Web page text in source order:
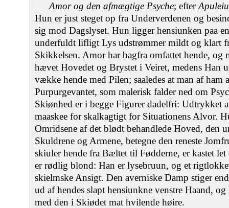
Amor og den afmægtige Psyche; efter
Hun er just steget op fra Underverdenen og
sig mod Dagslyset. Hun ligger hensiunken paa
underfuldt lifligt Lys udstrømmer mildt og klart
Skikkelsen. Amor har bagfra omfattet hende, og
hævet Hovedet og Brystet i Veiret, medens Han
vække hende med Pilen; saaledes at man af ham
Purpurgevantet, som malerisk falder ned om
Skiønhed er i begge Figurer dadelfri: Udtrykket
maaskee for skalkagtigt for Situationens Alvor.
Omridsene af det blødt behandlede Hoved, den
Skuldrene og Armene, betegne den reneste
skiuler hende fra Bæltet til Fødderne, er kastet
er rødlig blond: Han er lysebruun, og et
skielmske Ansigt. Den averniske Damp stiger
ud af hendes slapt hensiunkne venstre Haand,
med den i Skiødet mat hvilende høire.